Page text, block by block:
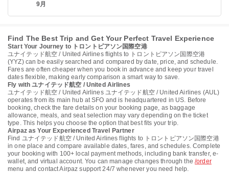
9月
Find The Best Trip and Get Your Perfect Travel Experience
Start Your Journey to トロントピアソン国際空港
ユナイテッド航空 / United Airlines flights to トロントピアソン国際空港
(YYZ) can be easily searched and compared by date, price, and schedule.
Fares are often cheaper when you book in advance and keep your travel
dates flexible, making early comparison a smart way to save.
Fly with ユナイテッド航空 / United Airlines
ユナイテッド航空 / United Airlines ユナイテッド航空 / United Airlines (AUL)
operates from its main hub at SFO and is headquartered in US. Before
booking, check the fare details on your booking page, as baggage
allowance, meals, and seat selection may vary depending on the ticket
type. This helps you choose the option that best fits your trip.
Airpaz as Your Experienced Travel Partner
Find ユナイテッド航空 / United Airlines flights to トロントピアソン国際空港
in one place and compare available dates, fares, and schedules. Complete
your booking with 100+ local payment methods, including bank transfer, e-
wallet, and virtual account. You can manage changes through the /order
menu and contact Airpaz support 24/7 whenever you need help.